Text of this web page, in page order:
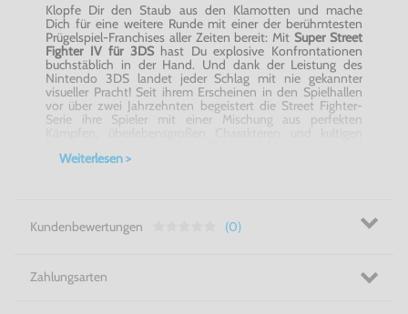
Klopfe Dir den Staub aus den Klamotten und mache
Dich für eine weitere Runde mit einer der berühmtesten
Prügelspiel-Franchises aller Zeiten bereit: Mit Super Street
Fighter IV für 3DShast Du explosive Konfrontationen
buchstäblich in der Hand. Und dank der Leistung des
Nintendo 3DS landet jeder Schlag mit nie gekannter
visueller Pracht! Seit ihrem Erscheinen in den Spielhallen
vor über zwei Jahrzehnten begeistert die Street Fighter-
Serie ihre Spieler mit einer Mischung aus perfekten
diesen Markenzeichen auf, bietet jedoch zudem jede
Weiterlesen >
Kundenbewertungen (0)
Zahlungsarten